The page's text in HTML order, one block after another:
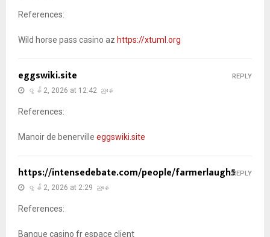
References:
Wild horse pass casino az https://xtuml.org
eggswiki.site
ဇွန် 2, 2026 at 12:42 ညနေ
References:
Manoir de benerville eggswiki.site
REPLY
https://intensedebate.com/people/farmerlaugh5
ဇွန် 2, 2026 at 2:29 ညနေ
References:
Banque casino fr espace client
REPLY